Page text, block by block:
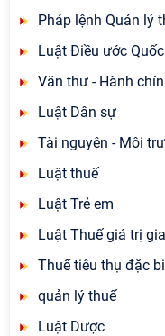
Pháp lệnh Quản lý
Luật Điều ước
Văn thư - Hành
Luật Dân sự
Tài nguyên - Môi
Luật thuế
Luật Trẻ em
Luật Thuế giá trị
Thuế tiêu thụ đặc
quản lý thuế
Luật Dược